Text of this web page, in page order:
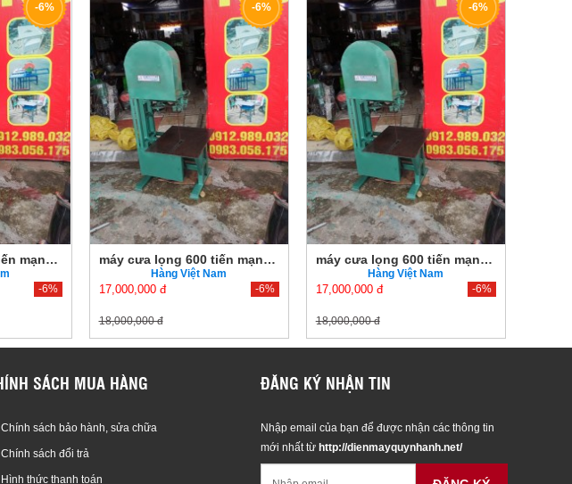
-6%
máy cưa lọng 600 tiến mạnh có động cơ
-6%
-6%
máy cưa lọng 600 tiến mạnh có động cơ
Hàng Việt Nam
-6%
17,000,000 đ
18,000,000 đ
-6%
máy cưa lọng 600 tiến mạnh có động cơ
Hàng Việt Nam
-6%
17,000,000 đ
18,000,000 đ
SÁCH MUA HÀNG
Chính sách bảo hành, sửa chữa
Chính sách đổi trả
Hình thức thanh toán
ĐĂNG KÝ NHẬN TIN
Nhập email của bạn để được nhận các thông tin
mới nhất từ http://dienmayquynhanh.net/